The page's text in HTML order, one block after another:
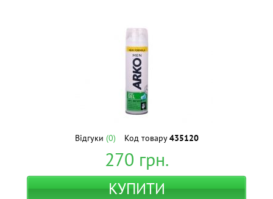
Відгуки (0) Код товару435120
270 грн.
КУПИТИ